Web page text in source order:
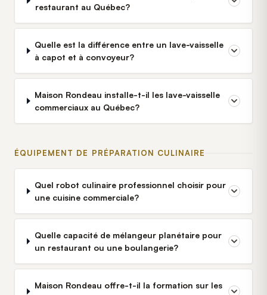
restaurant au Québec?
Quelle est la différence entre un lave-vaisselle
à capot et à convoyeur?
Maison Rondeau installe-t-il les lave-vaisselle
commerciaux au Québec?
ÉQUIPEMENT DE PRÉPARATION CULINAIRE
Quel robot culinaire professionnel choisir pour
une cuisine commerciale?
Quelle capacité de mélangeur planétaire pour
un restaurant ou une boulangerie?
Maison Rondeau offre-t-il la formation sur les